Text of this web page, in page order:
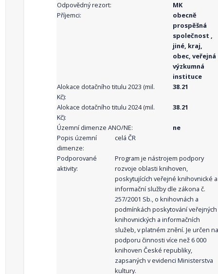
Odpovědný rezort:
MK
Příjemci:
obecně
prospěšná
společnost ,
jiné, kraj,
obec, veřejná
výzkumná
instituce
Alokace dotačního titulu 2023 (mil.
Kč):
38.21
Alokace dotačního titulu 2024 (mil.
Kč):
38.21
Územní dimenze ANO/NE:
ne
Popis územní
dimenze:
celá ČR
Podporované
aktivity:
Program je nástrojem podpory
rozvoje oblasti knihoven,
poskytujících veřejné knihovnické a
informační služby dle zákona č.
257/2001 Sb., o knihovnách a
podmínkách poskytování veřejných
knihovnických a informačních
služeb, v platném znění. Je určen na
podporu činnosti více než 6 000
knihoven České republiky,
zapsaných v evidenci Ministerstva
kultury.